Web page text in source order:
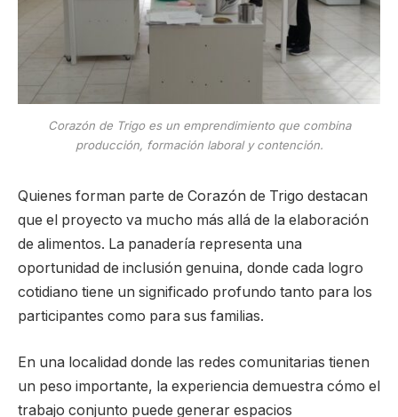
Corazón de Trigo es un emprendimiento que combina
producción, formación laboral y contención.
Quienes forman parte de Corazón de Trigo destacan
que el proyecto va mucho más allá de la elaboración
de alimentos. La panadería representa una
oportunidad de inclusión genuina, donde cada logro
cotidiano tiene un significado profundo tanto para los
participantes como para sus familias.
En una localidad donde las redes comunitarias tienen
un peso importante, la experiencia demuestra cómo el
trabajo conjunto puede generar espacios